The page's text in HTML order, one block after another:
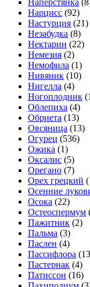
Наперстянка
Нарцисс (92)
Настурция (21)
Незабудка (8)
Нектарин (22)
Немезия (2)
Немофила (1)
Нивяник (10)
Нигелла (4)
Ногоплодник
Облепиха (4)
Обриета (13)
Овсяница (13)
Огурец (536)
Ожика (1)
Оксалис (5)
Орегано (7)
Орех грецкий
Осенние
Осока (22)
Остеоспермум
Пажитник (2)
Пальма (3)
Паслен (4)
Пассифлора
Пастернак (4)
Патиссон (16)